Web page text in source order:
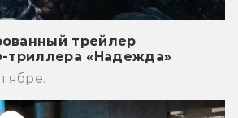
трейлер
триллера «Надежда»